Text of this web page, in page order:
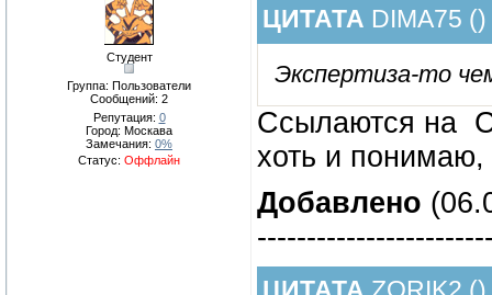
Студент
Группа: Пользователи
Сообщений: 2
Репутация: 0
Город: Москава
Замечания: 0%
Статус: Оффлайн
ЦИТАТА DIMA75 ()
Экспертиза-то
Ссылаются на
хоть и понимаю,
Добавлено